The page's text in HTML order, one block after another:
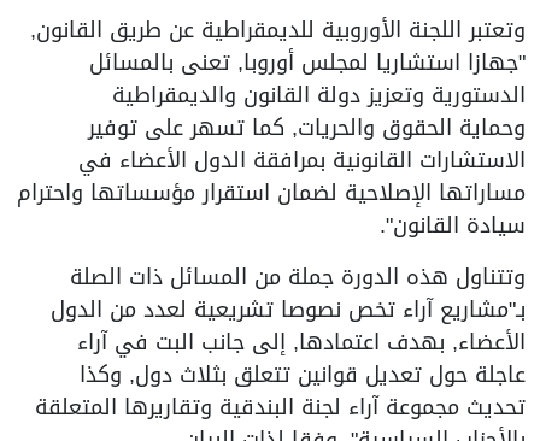
وتعتبر اللجنة الأوروبية للديمقراطية عن طريق القانون,
"جهازا استشاريا لمجلس أوروبا, تعنى بالمسائل
الدستورية وتعزيز دولة القانون والديمقراطية
وحماية الحقوق والحريات, كما تسهر على توفير
الاستشارات القانونية بمرافقة الدول الأعضاء في
مساراتها الإصلاحية لضمان استقرار مؤسساتها واحترام
سيادة القانون".
وتتناول هذه الدورة جملة من المسائل ذات الصلة
بـ"مشاريع آراء تخص نصوصا تشريعية لعدد من الدول
الأعضاء, بهدف اعتمادها, إلى جانب البت في آراء
عاجلة حول تعديل قوانين تتعلق بثلاث دول, وكذا
تحديث مجموعة آراء لجنة البندقية وتقاريرها المتعلقة